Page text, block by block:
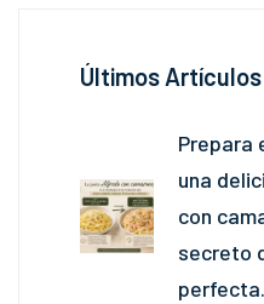
Últimos Artículos
Prepara
una
con
secreto
perfecta.